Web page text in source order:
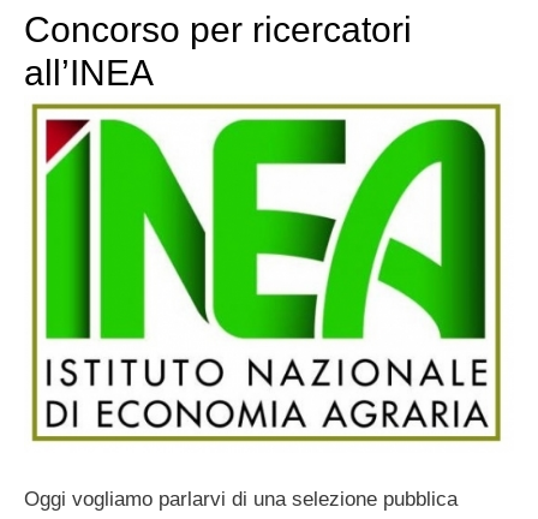
Concorso per ricercatori
all’INEA
Oggi vogliamo parlarvi di una selezione pubblica